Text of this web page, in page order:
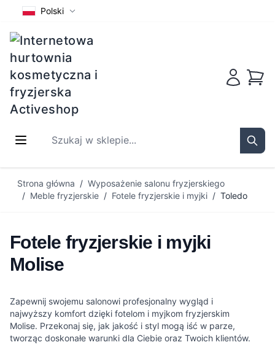
Polski
Szukaj w sklepie...
Strona główna / Wyposażenie salonu fryzjerskiego
/ Meble fryzjerskie / Fotele fryzjerskie i myjki / Toledo
Fotele fryzjerskie i myjki
Molise
Zapewnij swojemu salonowi profesjonalny wygląd i
najwyższy komfort dzięki fotelom i myjkom fryzjerskim
Molise. Przekonaj się, jak jakość i styl mogą iść w parze,
tworząc doskonałe warunki dla Ciebie oraz Twoich klientów.